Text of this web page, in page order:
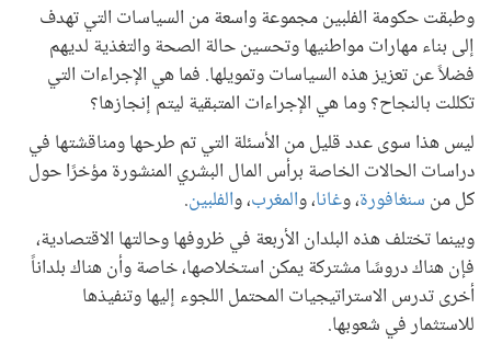
وطبقت حكومة الفلبين مجموعة واسعة من السياسات التي تهدف
إلى بناء مهارات مواطنيها وتحسين حالة الصحة والتغذية لديهم
فضلاً عن تعزيز هذه السياسات وتمويلها. فما هي الإجراءات التي
تكللت بالنجاح؟ وما هي الإجراءات المتبقية ليتم إنجازها؟
ليس هذا سوى عدد قليل من الأسئلة التي تم طرحها ومناقشتها في
دراسات الحالات الخاصة برأس المال البشري المنشورة مؤخرًا حول
كل من سنغافورة، وغانا، والمغرب، والفلبين.
وبينما تختلف هذه البلدان الأربعة في ظروفها وحالتها الاقتصادية،
فإن هناك دروسًا مشتركة يمكن استخلاصها، خاصة وأن هناك بلداناً
أخرى تدرس الاستراتيجيات المحتمل اللجوء إليها وتنفيذها
للاستثمار في شعوبها.